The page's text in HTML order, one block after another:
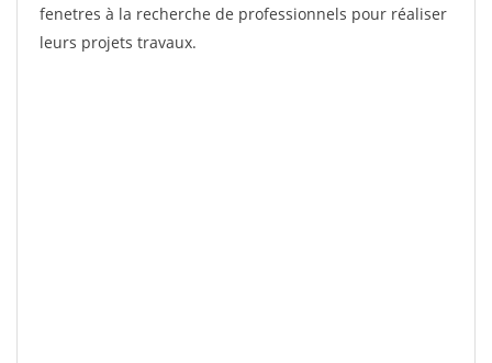
fenetres à la recherche de professionnels pour réaliser
leurs projets travaux.